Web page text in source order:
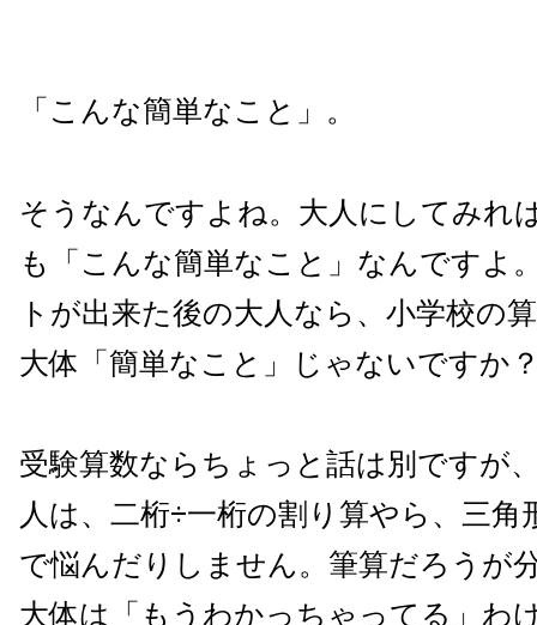
「こんな簡単なこと」。
そうなんですよね。大人にしてみれ
も「こんな簡単なこと」なんですよ
トが出来た後の大人なら、小学校の
大体「簡単なこと」じゃないですか
受験算数ならちょっと話は別ですが
人は、二桁÷一桁の割り算やら、三角
で悩んだりしません。筆算だろうが
大体は「もうわかっちゃってる」わ